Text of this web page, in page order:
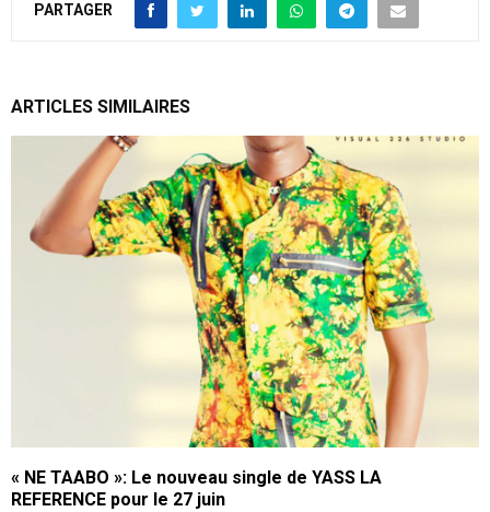
PARTAGER
ARTICLES SIMILAIRES
« NE TAABO »: Le nouveau single de YASS LA
REFERENCE pour le 27 juin